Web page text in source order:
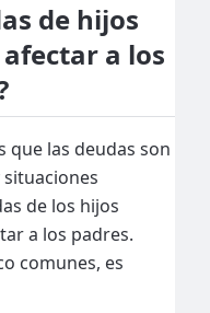
de hijos
a los
que las deudas son
de los hijos
a los padres.
comunes, es